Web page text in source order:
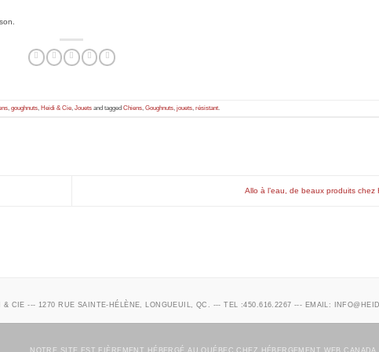
, goughnuts, Heidi & Cie, Jouets and tagged Chiens, Goughnuts, jouets, résistant.
Allo à l’eau, de beaux produits chez
& CIE --- 1270 RUE SAINTE-HÉLÈNE, LONGUEUIL, QC. --- TEL :450.616.2267 --- EMAIL:
NOTRE SITE EST FIÈREMENT HÉBERGÉ AU QUÉBEC CHEZ HÉBERGEMENT WEB CANADA